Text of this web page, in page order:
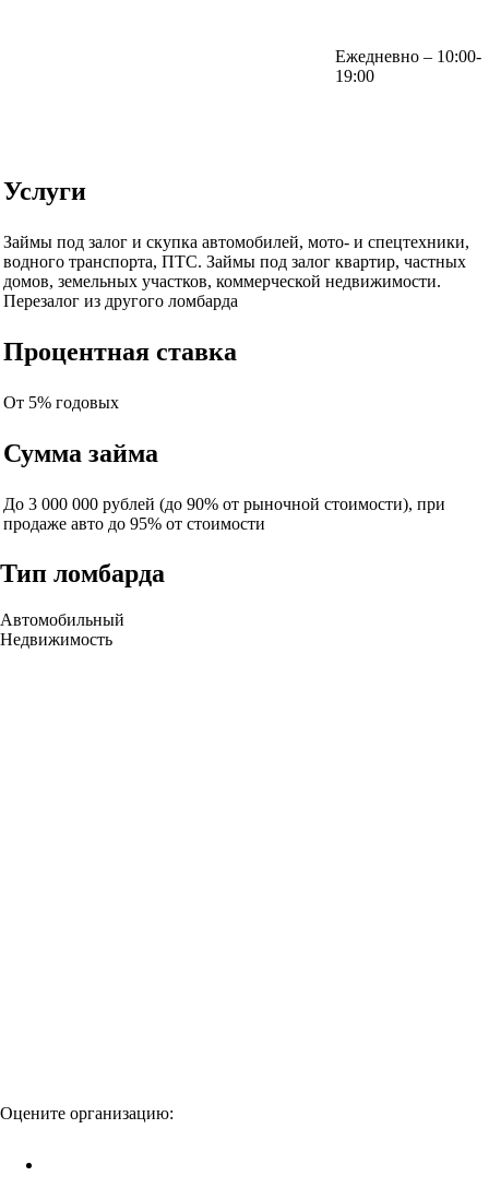
Ежедневно – 10:00-
19:00
Услуги
Займы под залог и скупка автомобилей, мото- и спецтехники,
водного транспорта, ПТС. Займы под залог квартир, частных
домов, земельных участков, коммерческой недвижимости.
Перезалог из другого ломбарда
Процентная ставка
От 5% годовых
Сумма займа
До 3 000 000 рублей (до 90% от рыночной стоимости), при
продаже авто до 95% от стоимости
Тип ломбарда
Автомобильный
Недвижимость
Оцените организацию: